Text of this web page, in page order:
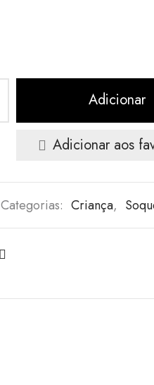
Adicionar
Adicionar aos
Categorias: Criança,